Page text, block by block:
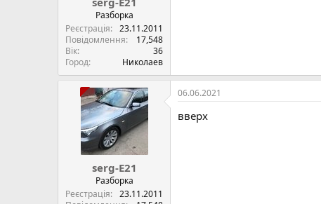
Разборка
Реєстрація
23.11.2011
Повідомлення
17,548
Вік
36
Город
Николаев
serg-E21
Разборка
Реєстрація
23.11.2011
06.06.2021
вверх